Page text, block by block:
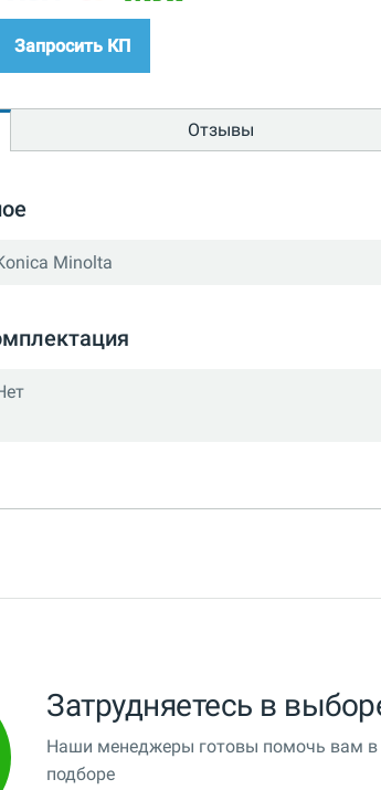
Запросить КП
Отзывы
Minolta
Затрудняетесь в
Наши менеджеры готовы помочь вам в
подборе